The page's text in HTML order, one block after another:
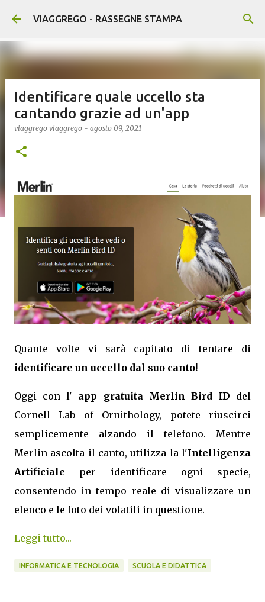
Passa ai contenuti principali
VIAGGREGO - RASSEGNE STAMPA
Identificare quale uccello sta
cantando grazie ad un'app
viaggrego viaggrego - agosto 09, 2021
Quante volte vi sarà capitato di tentare di
identificare un uccello dal suo canto!
Oggi con l' app gratuita Merlin Bird ID del
Cornell Lab of Ornithology, potete riuscirci
semplicemente alzando il telefono. Mentre
Merlin ascolta il canto, utilizza la l'Intelligenza
Artificiale per identificare ogni specie,
consentendo in tempo reale di visualizzare un
elenco e le foto dei volatili in questione.
Leggi tutto...
INFORMATICA E TECNOLOGIA SCUOLA E DIDATTICA